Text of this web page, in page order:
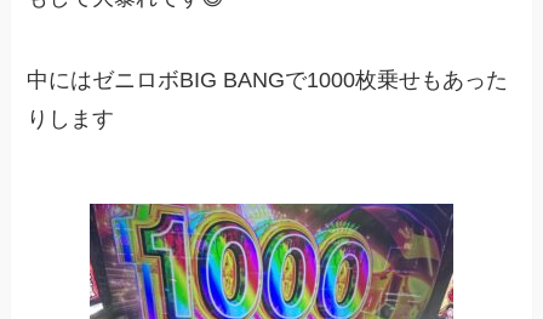
中にはゼニロボBIG BANGで1000枚乗せもあった
りします